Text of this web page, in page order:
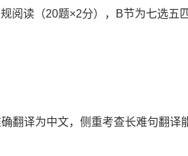
阅读（20题×2分），B节为七选
翻译为中文，侧重考查长难句翻译